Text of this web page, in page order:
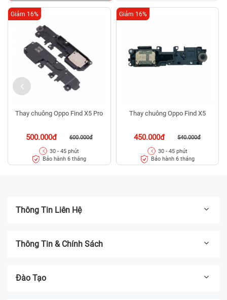
Thay chuông Oppo Find X5 Pro
500.000đ 600.000đ
Giảm 16%
30 - 45 phút
Bảo hành 6 tháng
Thay chuông Oppo Find X5
450.000đ 540.000đ
Giảm 16%
30 - 45 phút
Bảo hành 6 tháng
Thông Tin Liên Hệ
Thông Tin & Chính Sách
Đào Tạo